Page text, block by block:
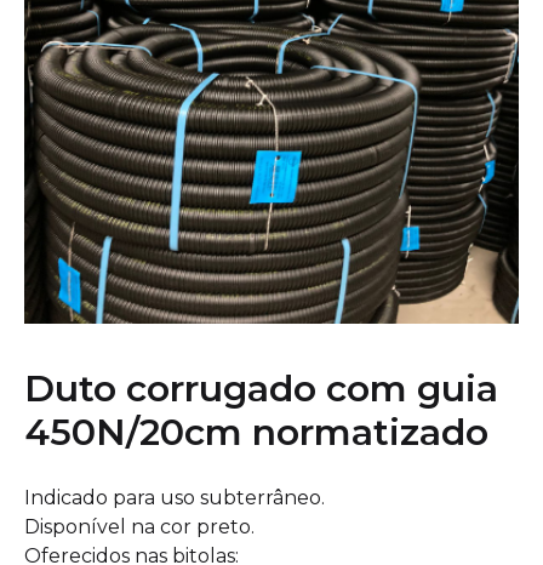
Duto corrugado com guia
450N/20cm normatizado
Indicado para uso subterrâneo.
Disponível na cor preto.
Oferecidos nas bitolas: